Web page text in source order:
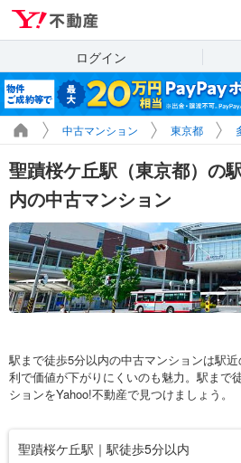
ログイン
中古マンション 東京都
聖蹟桜ケ丘駅（東京都）の
内の中古マンション
駅まで徒歩5分以内の中古マンションは駅
利で価値が下がりにくいのも魅力。駅まで
ションをYahoo!不動産で見つけましょう。
聖蹟桜ケ丘駅｜駅徒歩5分以内